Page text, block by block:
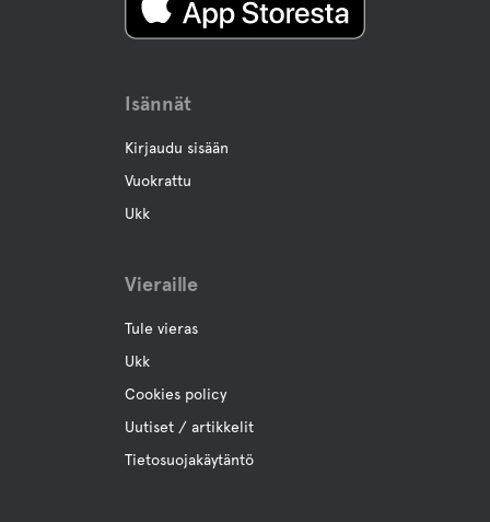
Isännät
Kirjaudu sisään
Vuokrattu
Ukk
Vieraille
Tule vieras
Ukk
Cookies policy
Uutiset / artikkelit
Tietosuojakäytäntö